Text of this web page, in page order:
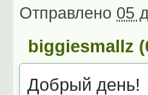
Отправлено 05
biggiesmallz
Добрый день!